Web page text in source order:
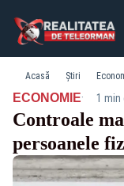
Acasă Știri
ECONOMIE· 1 min
Controale
persoanele